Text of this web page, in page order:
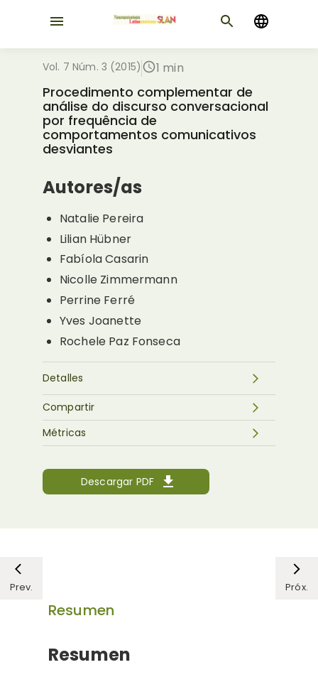
Vol. 7 Núm. 3 (2015) 1 min
Procedimento complementar de
análise do discurso conversacional
por frequência de
comportamentos comunicativos
desviantes
Autores/as
Natalie Pereira
Lilian Hübner
Fabíola Casarin
Nicolle Zimmermann
Perrine Ferré
Yves Joanette
Rochele Paz Fonseca
Detalles
Descargar PDF
Métricas
Compartir
Prev. Próx.
Resumen
Resumen